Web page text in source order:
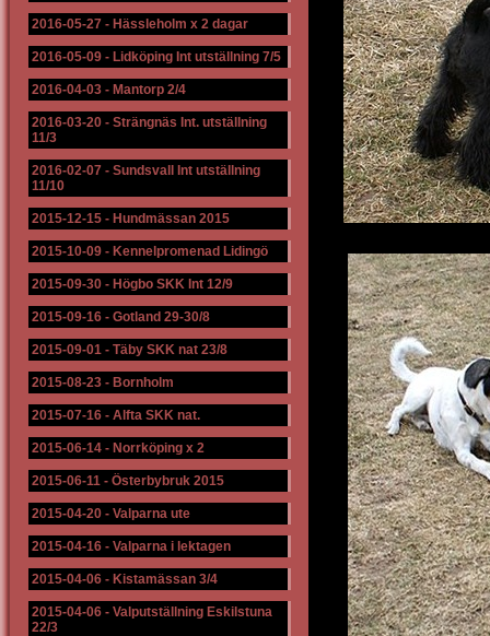
2016-05-27 - Hässleholm x 2 dagar
2016-05-09 - Lidköping Int utställning 7/5
2016-04-03 - Mantorp 2/4
2016-03-20 - Strängnäs Int. utställning
11/3
2016-02-07 - Sundsvall Int utställning
11/10
2015-12-15 - Hundmässan 2015
2015-10-09 - Kennelpromenad Lidingö
2015-09-30 - Högbo SKK Int 12/9
2015-09-16 - Gotland 29-30/8
2015-09-01 - Täby SKK nat 23/8
2015-08-23 - Bornholm
2015-07-16 - Alfta SKK nat.
2015-06-14 - Norrköping x 2
2015-06-11 - Österbybruk 2015
2015-04-20 - Valparna ute
2015-04-16 - Valparna i lektagen
2015-04-06 - Kistamässan 3/4
2015-04-06 - Valputställning Eskilstuna
22/3